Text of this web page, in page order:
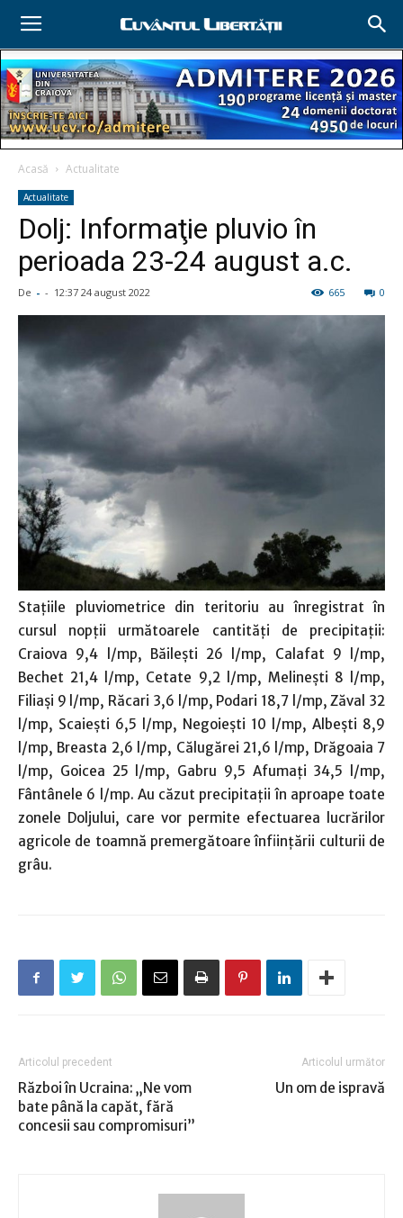
Acasă Actualitate
Actualitate
Dolj: Informaţie pluvio în
perioada 23-24 august a.c.
De - - 12:37 24 august 2022 0
665
Staţiile pluviometrice din teritoriu au înregistrat în
cursul nopţii următoarele cantităţi de precipitaţii:
Craiova 9,4 l/mp, Băileşti 26 l/mp, Calafat 9 l/mp,
Bechet 21,4 l/mp, Cetate 9,2 l/mp, Melineşti 8 l/mp,
Filiaşi 9 l/mp, Răcari 3,6 l/mp, Podari 18,7 l/mp, Zăval 32
l/mp, Scaieşti 6,5 l/mp, Negoieşti 10 l/mp, Albeşti 8,9
l/mp, Breasta 2,6 l/mp, Călugărei 21,6 l/mp, Drăgoaia 7
l/mp, Goicea 25 l/mp, Gabru 9,5 Afumaţi 34,5 l/mp,
Fântânele 6 l/mp. Au căzut precipitaţii în aproape toate
zonele Doljului, care vor permite efectuarea lucrărilor
agricole de toamnă premergătoare înfiinţării culturii de
grâu.
Articolul precedent
Război în Ucraina: „Ne vom
bate până la capăt, fără
concesii sau compromisuri”
Articolul următor
Un om de ispravă